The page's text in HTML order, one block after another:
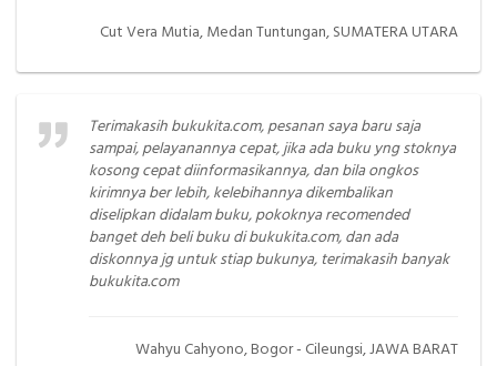
Cut Vera Mutia, Medan Tuntungan, SUMATERA UTARA
Terimakasih bukukita.com, pesanan saya baru saja
sampai, pelayanannya cepat, jika ada buku yng stoknya
kosong cepat diinformasikannya, dan bila ongkos
kirimnya ber lebih, kelebihannya dikembalikan
diselipkan didalam buku, pokoknya recomended
banget deh beli buku di bukukita.com, dan ada
diskonnya jg untuk stiap bukunya, terimakasih banyak
bukukita.com
Wahyu Cahyono, Bogor - Cileungsi, JAWA BARAT